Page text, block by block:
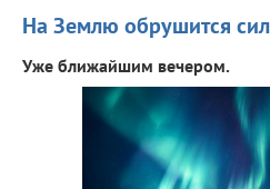
На Землю обрушится
Уже ближайшим вечером.